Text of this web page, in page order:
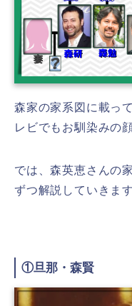
森家の家系図に載っ
レビでもお馴染みの
では、森英恵さんの
ずつ解説していきます
①旦那・森賢